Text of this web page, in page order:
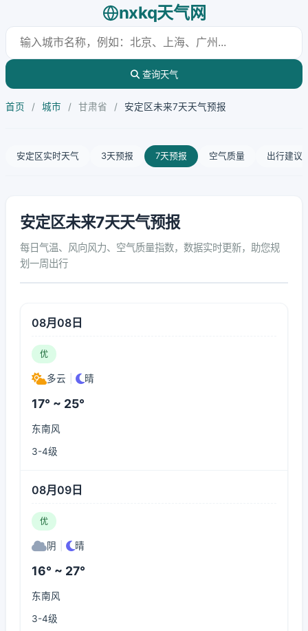
nxkq天气网
查询天气
首页 / 城市 / 甘肃省 / 安定区未来7天天气预报
安定区实时天气 3天预报 7天预报 空气质量 出行建议
安定区未来7天天气预报
每日气温、风向风力、空气质量指数，数据实时更新，助您规
划一周出行
08月08日
优
多云 晴
17° ~ 25°
东南风
3-4级
08月09日
优
阴 晴
16° ~ 27°
东南风
3-4级